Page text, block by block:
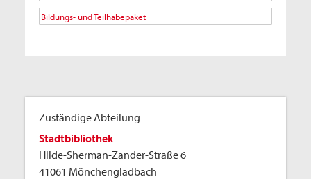
Bildungs- und Teilhabepaket
Zuständige Abteilung
Stadtbibliothek
Hilde-Sherman-Zander-Straße 6
41061 Mönchengladbach